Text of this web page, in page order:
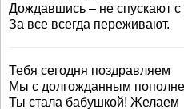
Дождавшись – не спускают с
За все всегда переживают.
Тебя сегодня поздравляем
Мы с долгожданным
Ты стала бабушкой! Желаем